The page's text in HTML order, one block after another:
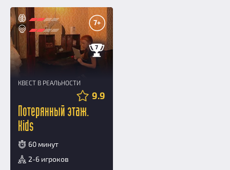
7
7+
КВЕСТ В РЕАЛЬНОСТИ
9.9
Потерянный этаж.
Kids
60 минут
2-6 игроков